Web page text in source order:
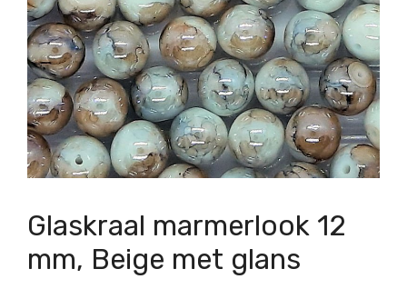
Glaskraal marmerlook 12
mm, Beige met glans